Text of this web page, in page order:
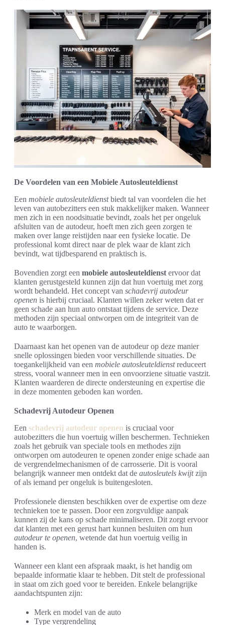
De Voordelen van een Mobiele Autosleuteldienst
Een mobiele autosleuteldienstbiedt tal van voordelen die het
leven van autobezitters een stuk makkelijker maken. Wanneer
men zich in een noodsituatie bevindt, zoals het per ongeluk
afsluiten van de autodeur, hoeft men zich geen zorgen te
maken over lange reistijden naar een fysieke locatie. De
professional komt direct naar de plek waar de klant zich
bevindt, wat tijdbesparend en praktisch is.
Bovendien zorgt een mobiele autosleuteldienst ervoor dat
klanten gerustgesteld kunnen zijn dat hun voertuig met zorg
wordt behandeld. Het concept van schadevrij autodeur
openen is hierbij cruciaal. Klanten willen zeker weten dat er
geen schade aan hun auto ontstaat tijdens de service. Deze
methoden zijn speciaal ontworpen om de integriteit van de
auto te waarborgen.
Daarnaast kan het openen van de autodeur op deze manier
snelle oplossingen bieden voor verschillende situaties. De
toegankelijkheid van een mobiele autosleuteldienstreduceert
stress, vooral wanneer men in een onvoorziene situatie vastzit.
Klanten waarderen de directe ondersteuning en expertise die
in deze momenten geboden kan worden.
Schadevrij Autodeur Openen
Een schadevrij autodeur openen is cruciaal voor
autobezitters die hun voertuig willen beschermen. Technieken
zoals het gebruik van speciale tools en methodes zijn
ontworpen om autodeuren te openen zonder enige schade aan
de vergrendelmechanismen of de carrosserie. Dit is vooral
belangrijk wanneer men ontdekt dat de autosleutels kwijtzijn
of als iemand per ongeluk is buitengesloten.
Professionele diensten beschikken over de expertise om deze
technieken toe te passen. Door een zorgvuldige aanpak
kunnen zij de kans op schade minimaliseren. Dit zorgt ervoor
dat klanten met een gerust hart kunnen besluiten om hun
autodeur te openen, wetende dat hun voertuig veilig in
handen is.
Wanneer een klant een afspraak maakt, is het handig om
bepaalde informatie klaar te hebben. Dit stelt de professional
in staat om zich goed voor te bereiden. Enkele belangrijke
aandachtspunten zijn:
Merk en model van de auto
Type vergrendeling